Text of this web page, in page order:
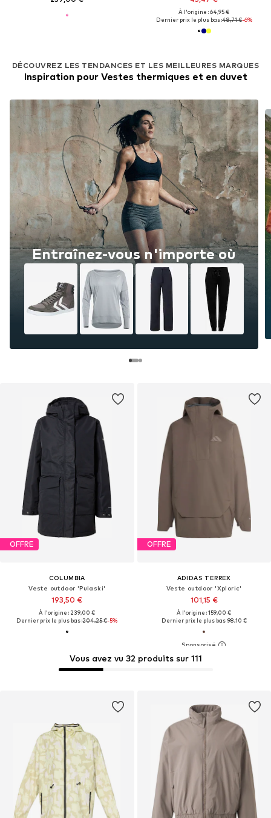
À l'origine : 64,95 €
Dernier prix le plus bas :48,71 €-6%
DÉCOUVREZ LES TENDANCES ET LES MEILLEURES MARQUES
Inspiration pour Vestes thermiques et en duvet
Entraînez-vous n'importe où
OFFRE
COLUMBIA
Veste outdoor 'Pulaski'
193,50 €
À l'origine : 239,00 €
Dernier prix le plus bas :204,25 €-5%
OFFRE
ADIDAS TERREX
Veste outdoor 'Xploric'
101,15 €
À l'origine : 159,00 €
Dernier prix le plus bas :98,10 €
Vous avez vu 32 produits sur 111